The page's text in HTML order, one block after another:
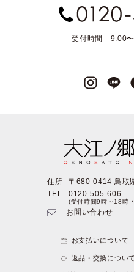
受付時間 9:00〜
住所
〒680-0414 鳥取
TEL
0120-505-606
(受付時間9時～18時
お問い合わせ
お支払いについて
返品・交換について